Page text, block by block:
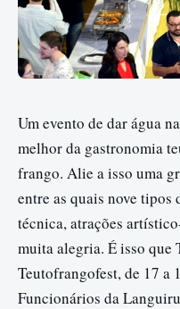
Um evento de dar água
melhor da gastronomia
frango. Alie a isso uma
entre as quais nove tipos
técnica, atrações
muita alegria. É isso que
Teutofrangofest, de 17 a
Funcionários da